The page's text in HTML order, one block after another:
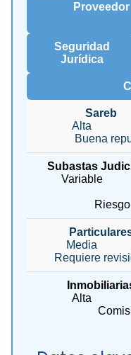
Proveedor
Seguridad
Jurídica
Sareb
Alta
Buena
Subastas
Variable
Media
Requiere
Alta